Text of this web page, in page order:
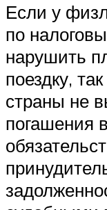
Если у
по
нарушить
поездку,
страны не
погашения